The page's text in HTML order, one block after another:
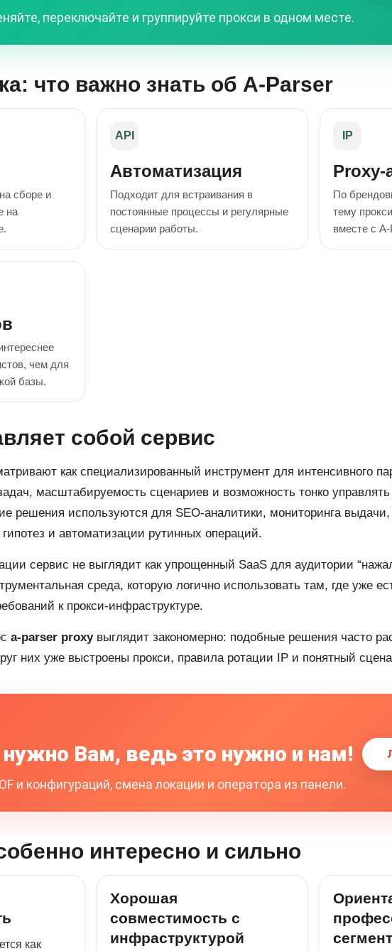
переключайте и группируйте прокси в одном месте.
что важно знать об A-Parser
сборе и
на
API
Автоматизация
Подходит для встраивания в
постоянные процессы и регулярные
сценарии работы.
IP
Proxy-
По
тему
вместе с
чем для
базы.
собой сервис
как специализированный инструмент для интенсивного
масштабируемость сценариев и возможность тонко
решения используются для SEO-аналитики, мониторинга
гипотез и автоматизации рутинных операций.
сервис не выглядит как упрощенный SaaS для аудитории
среда, которую логично использовать там, где уже
к прокси-инфраструктуре.
a-parser proxyвыглядит закономерно: подобные решения часто
них уже выстроены прокси, правила ротации IP и понятный
Вам, ведь это нужно и нам!
и конфигураций, смена локации и оператора из панели.
интересно и сильно
как
Хорошая
совместимость с
инфраструктурой
сегмент